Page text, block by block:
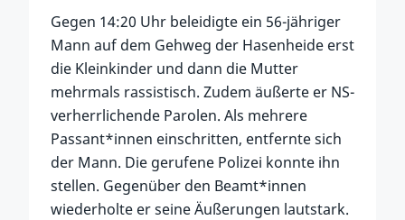
Gegen 14:20 Uhr beleidigte ein 56-jähriger
Mann auf dem Gehweg der Hasenheide erst
die Kleinkinder und dann die Mutter
mehrmals rassistisch. Zudem äußerte er NS-
verherrlichende Parolen. Als mehrere
Passant*innen einschritten, entfernte sich
der Mann. Die gerufene Polizei konnte ihn
stellen. Gegenüber den Beamt*innen
wiederholte er seine Äußerungen lautstark.